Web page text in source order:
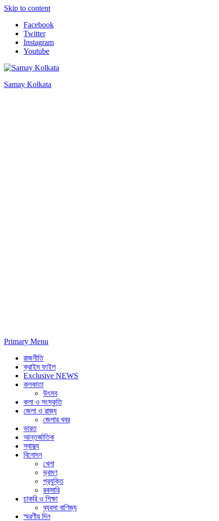
Skip to content
Facebook
Twitter
Instagram
Youtube
Samay Kolkata
Primary Menu
রাজনীতি
ক্রাইম ফাইল
Exclusive NEWS
কলকাতা
উৎসব
কলা ও সংস্কৃতি
জেলা ও রাজ্য
জেলার খবর
ভারত
আন্তর্জাতিক
স্বাস্থ্য
বিনোদন
খেলা
ভ্রমণ
প্রযুক্তি
রকমারি
চাকরি ও শিক্ষা
ব্যবসা বাণিজ্য
স্মরণীয় দিন